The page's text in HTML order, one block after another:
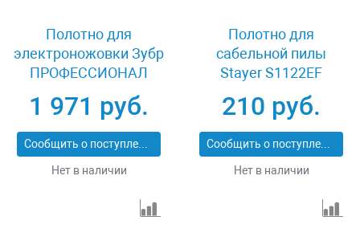
Полотно для
электроножовки Зубр
ПРОФЕССИОНАЛ
1 971 руб.
Сообщить о поступлении
Нет в наличии
Полотно для
сабельной пилы
Stayer S1122EF
210 руб.
Сообщить о поступлении
Нет в наличии